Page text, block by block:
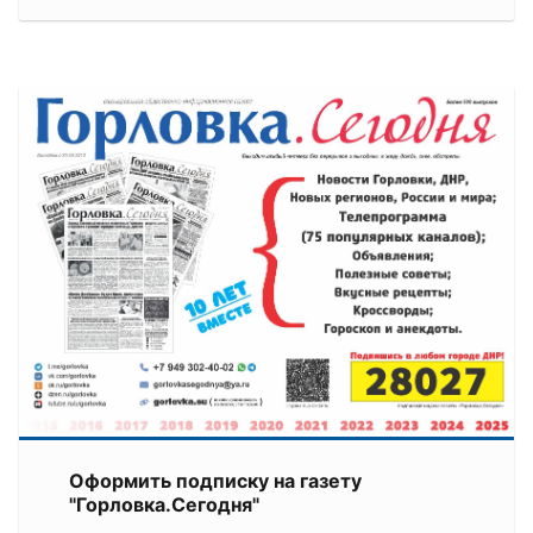
Оформить подписку на газету
"Горловка.Сегодня"